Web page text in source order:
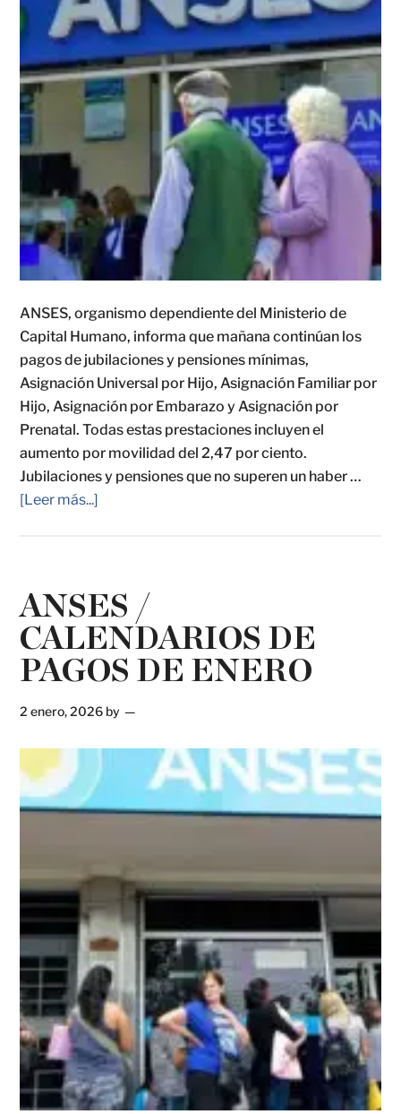
ANSES, organismo dependiente del Ministerio de
Capital Humano, informa que mañana continúan los
pagos de jubilaciones y pensiones mínimas,
Asignación Universal por Hijo, Asignación Familiar por
Hijo, Asignación por Embarazo y Asignación por
Prenatal. Todas estas prestaciones incluyen el
aumento por movilidad del 2,47 por ciento.
Jubilaciones y pensiones que no superen un haber …
[Leer más...]
ANSES /
CALENDARIOS DE
PAGOS DE ENERO
2 enero, 2026 by